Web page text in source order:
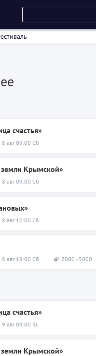
счастья»
8 авг 09:00 Сб
земли Крымской»
8 авг 09:00 Сб
8 авг 10:00 Сб
8 авг 19:00 Сб 2000 - 5000
счастья»
9 авг 09:00 Вс
земли Крымской»